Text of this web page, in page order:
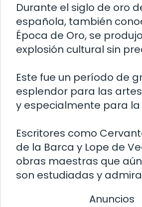
Durante el siglo de oro
española, también
Época de Oro, se
explosión cultural sin
Este fue un período de
esplendor para las
y especialmente para
Escritores como
de la Barca y Lope de
obras maestras que
son estudiadas y
Anuncios